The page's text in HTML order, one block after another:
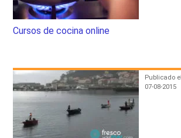
Cursos de cocina online
Publicado el
07-08-2015